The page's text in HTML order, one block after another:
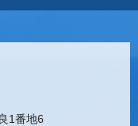
1番地6